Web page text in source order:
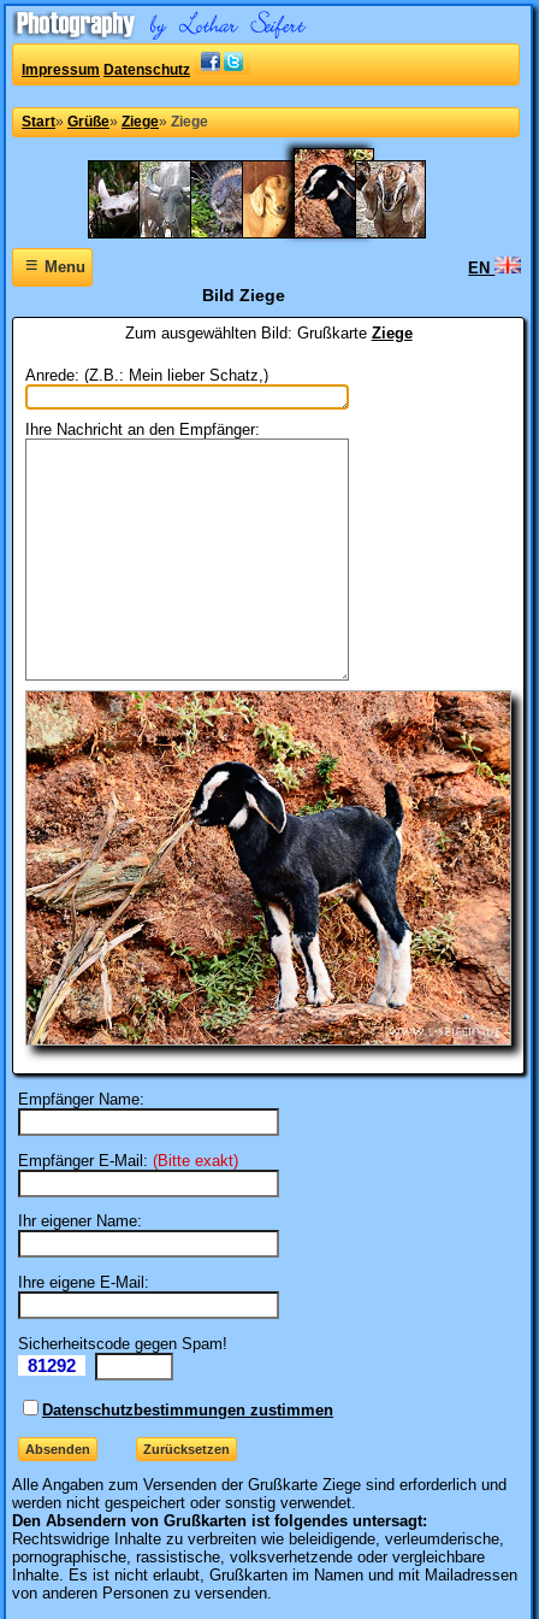
Impressum Datenschutz
Start» Grüße» Ziege» Ziege
≡Menu EN
Bild Ziege
Zum ausgewählten Bild: Grußkarte Ziege
Anrede: (Z.B.: Mein lieber Schatz,)
Ihre Nachricht an den Empfänger:
Empfänger Name:
Empfänger E-Mail: (Bitte exakt)
Ihr eigener Name:
Ihre eigene E-Mail:
Sicherheitscode gegen Spam!
81292
Datenschutzbestimmungen zustimmen
Alle Angaben zum Versenden der Grußkarte Ziege sind erforderlich und
werden nicht gespeichert oder sonstig verwendet.
Den Absendern von Grußkarten ist folgendes untersagt:
Rechtswidrige Inhalte zu verbreiten wie beleidigende, verleumderische,
pornographische, rassistische, volksverhetzende oder vergleichbare
Inhalte. Es ist nicht erlaubt, Grußkarten im Namen und mit Mailadressen
von anderen Personen zu versenden.